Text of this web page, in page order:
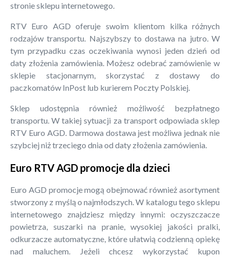
stronie sklepu internetowego.
RTV Euro AGD oferuje swoim klientom kilka różnych
rodzajów transportu. Najszybszy to dostawa na jutro. W
tym przypadku czas oczekiwania wynosi jeden dzień od
daty złożenia zamówienia. Możesz odebrać zamówienie w
sklepie stacjonarnym, skorzystać z dostawy do
paczkomatów InPost lub kurierem Poczty Polskiej.
Sklep udostępnia również możliwość bezpłatnego
transportu. W takiej sytuacji za transport odpowiada sklep
RTV Euro AGD. Darmowa dostawa jest możliwa jednak nie
szybciej niż trzeciego dnia od daty złożenia zamówienia.
Euro RTV AGD promocje dla dzieci
Euro AGD promocje mogą obejmować również asortyment
stworzony z myślą o najmłodszych. W katalogu tego sklepu
internetowego znajdziesz między innymi: oczyszczacze
powietrza, suszarki na pranie, wysokiej jakości pralki,
odkurzacze automatyczne, które ułatwią codzienną opiekę
nad maluchem. Jeżeli chcesz wykorzystać kupon